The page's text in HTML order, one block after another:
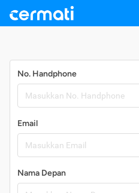
No. Handphone
Email
Nama Depan